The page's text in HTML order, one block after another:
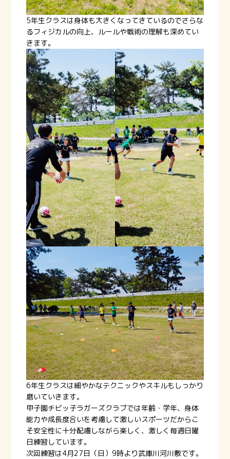
5年生クラスは身体も大きくなってきているのでさらな
るフィジカルの向上、ルールや戦術の理解も深めてい
きます。
6年生クラスは細やかなテクニックやスキルもしっかり
磨いていきます。
甲子園チビッ子ラガーズクラブでは年齢・学年、身体
能力や成長度合いを考慮して激しいスポーツだからこ
そ安全性に十分配慮しながら楽しく、激しく毎週日曜
日練習しています。
次回練習は4月27日（日）9時より武庫川河川敷です。